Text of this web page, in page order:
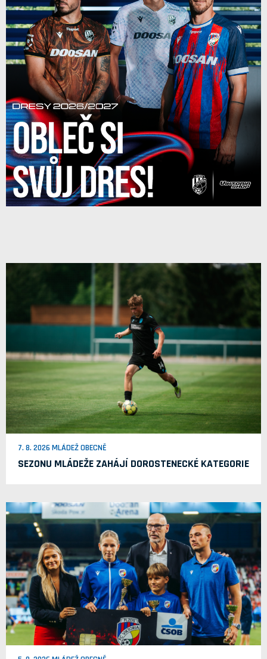
7. 8. 2026 MLÁDEŽ OBECNĚ
SEZONU MLÁDEŽE ZAHÁJÍ DOROSTENECKÉ KATEGORIE